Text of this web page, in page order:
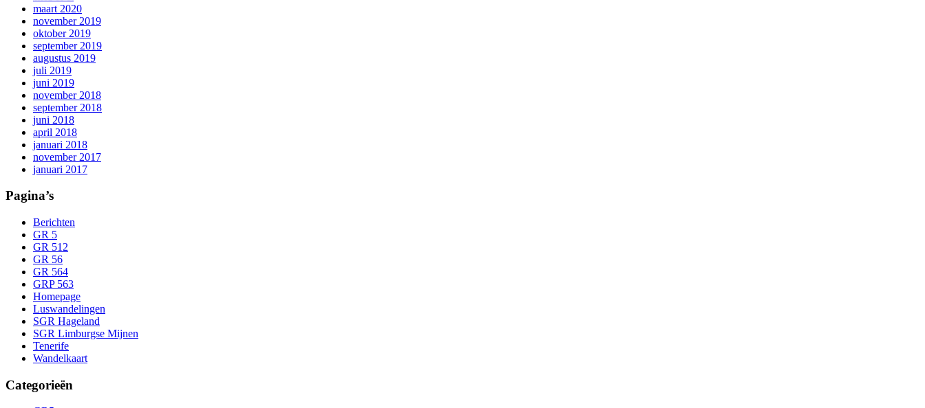
maart 2020
november 2019
oktober 2019
september 2019
augustus 2019
juli 2019
juni 2019
november 2018
september 2018
juni 2018
april 2018
januari 2018
november 2017
januari 2017
Pagina’s
Berichten
GR 5
GR 512
GR 56
GR 564
GRP 563
Homepage
Luswandelingen
SGR Hageland
SGR Limburgse Mijnen
Tenerife
Wandelkaart
Categorieën